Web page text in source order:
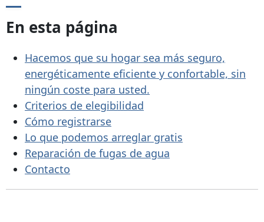
En esta página
Hacemos que su hogar sea más seguro,
energéticamente eficiente y confortable, sin
ningún coste para usted.
Criterios de elegibilidad
Cómo registrarse
Lo que podemos arreglar gratis
Reparación de fugas de agua
Contacto